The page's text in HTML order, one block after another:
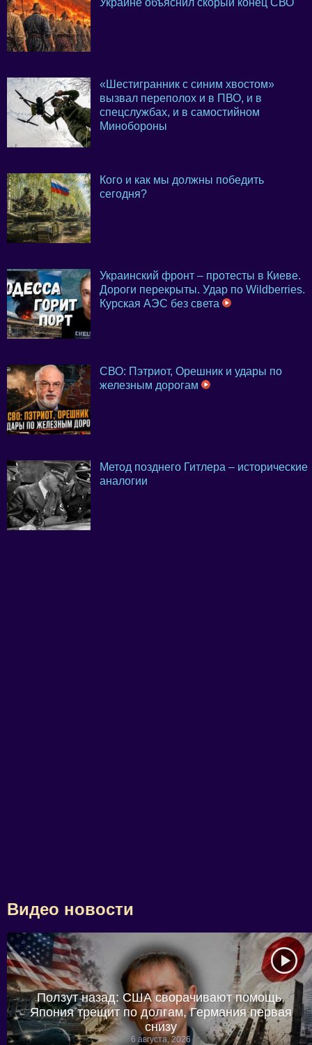
«Шестигранник с синим хвостом»
вызвал переполох и в ПВО, и в
спецслужбах, и в самостийном
Минобороны
Кого и как мы должны победить
сегодня?
Украинский фронт – протесты в Киеве.
Дороги перекрыты. Удар по Wildberries.
Курская АЭС без света
СВО: Пэтриот, Орешник и удары по
железным дорогам
Метод позднего Гитлера – исторические
аналогии
Видео новости
Ползут назад: США сворачивают помощь,
Япония трещит по долгам, Германия первая
снизу
6 августа, 2026